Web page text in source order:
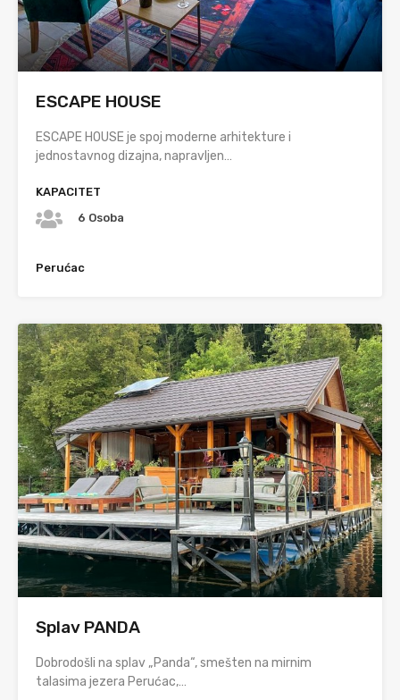
ESCAPE HOUSE
ESCAPE HOUSE je spoj moderne arhitekture i
jednostavnog dizajna, napravljen…
KAPACITET
6 Osoba
Perućac
Splav PANDA
Dobrodošli na splav „Panda“, smešten na mirnim
talasima jezera Perućac,…